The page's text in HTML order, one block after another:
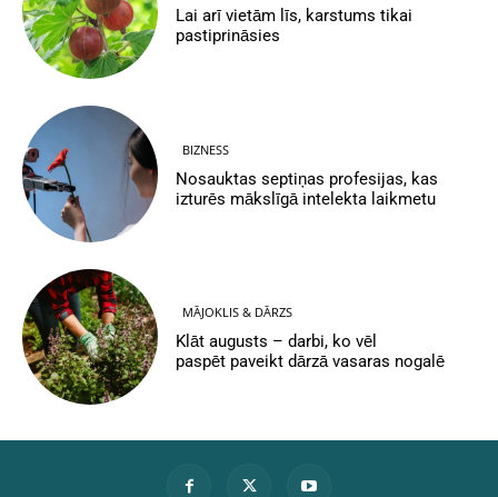
Lai arī vietām līs, karstums tikai
pastiprināsies
BIZNESS
Nosauktas septiņas profesijas, kas
izturēs mākslīgā intelekta laikmetu
MĀJOKLIS & DĀRZS
Klāt augusts – darbi, ko vēl
paspēt paveikt dārzā vasaras nogalē